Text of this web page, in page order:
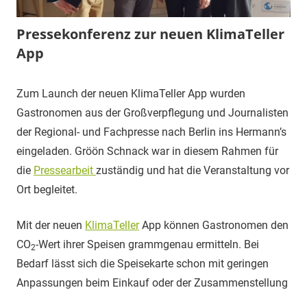
Pressekonferenz zur neuen KlimaTeller
App
12.
Februar
2019
Carina
Gröön
Schnack
Blog,
Tätigkeiten
Zum Launch der neuen KlimaTeller App wurden
Gastronomen aus der Großverpflegung und Journalisten
der Regional- und Fachpresse nach Berlin ins Hermann’s
eingeladen. Gröön Schnack war in diesem Rahmen für
die Pressearbeit zuständig und hat die Veranstaltung vor
Ort begleitet.
Mit der neuen KlimaTellerApp können Gastronomen den
CO2-Wert ihrer Speisen grammgenau ermitteln. Bei
Bedarf lässt sich die Speisekarte schon mit geringen
Anpassungen beim Einkauf oder der Zusammenstellung